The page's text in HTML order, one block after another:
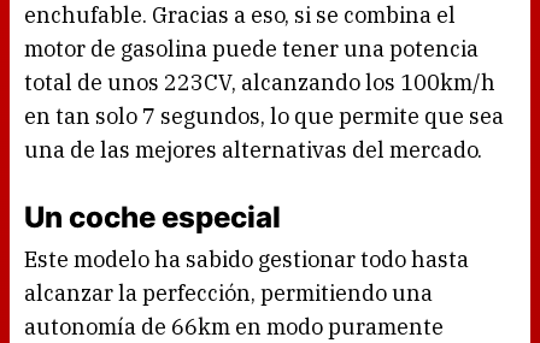
enchufable. Gracias a eso, si se combina el
motor de gasolina puede tener una potencia
total de unos 223CV, alcanzando los 100km/h
en tan solo 7 segundos, lo que permite que sea
una de las mejores alternativas del mercado.
Un coche especial
Este modelo ha sabido gestionar todo hasta
alcanzar la perfección, permitiendo una
autonomía de 66km en modo puramente